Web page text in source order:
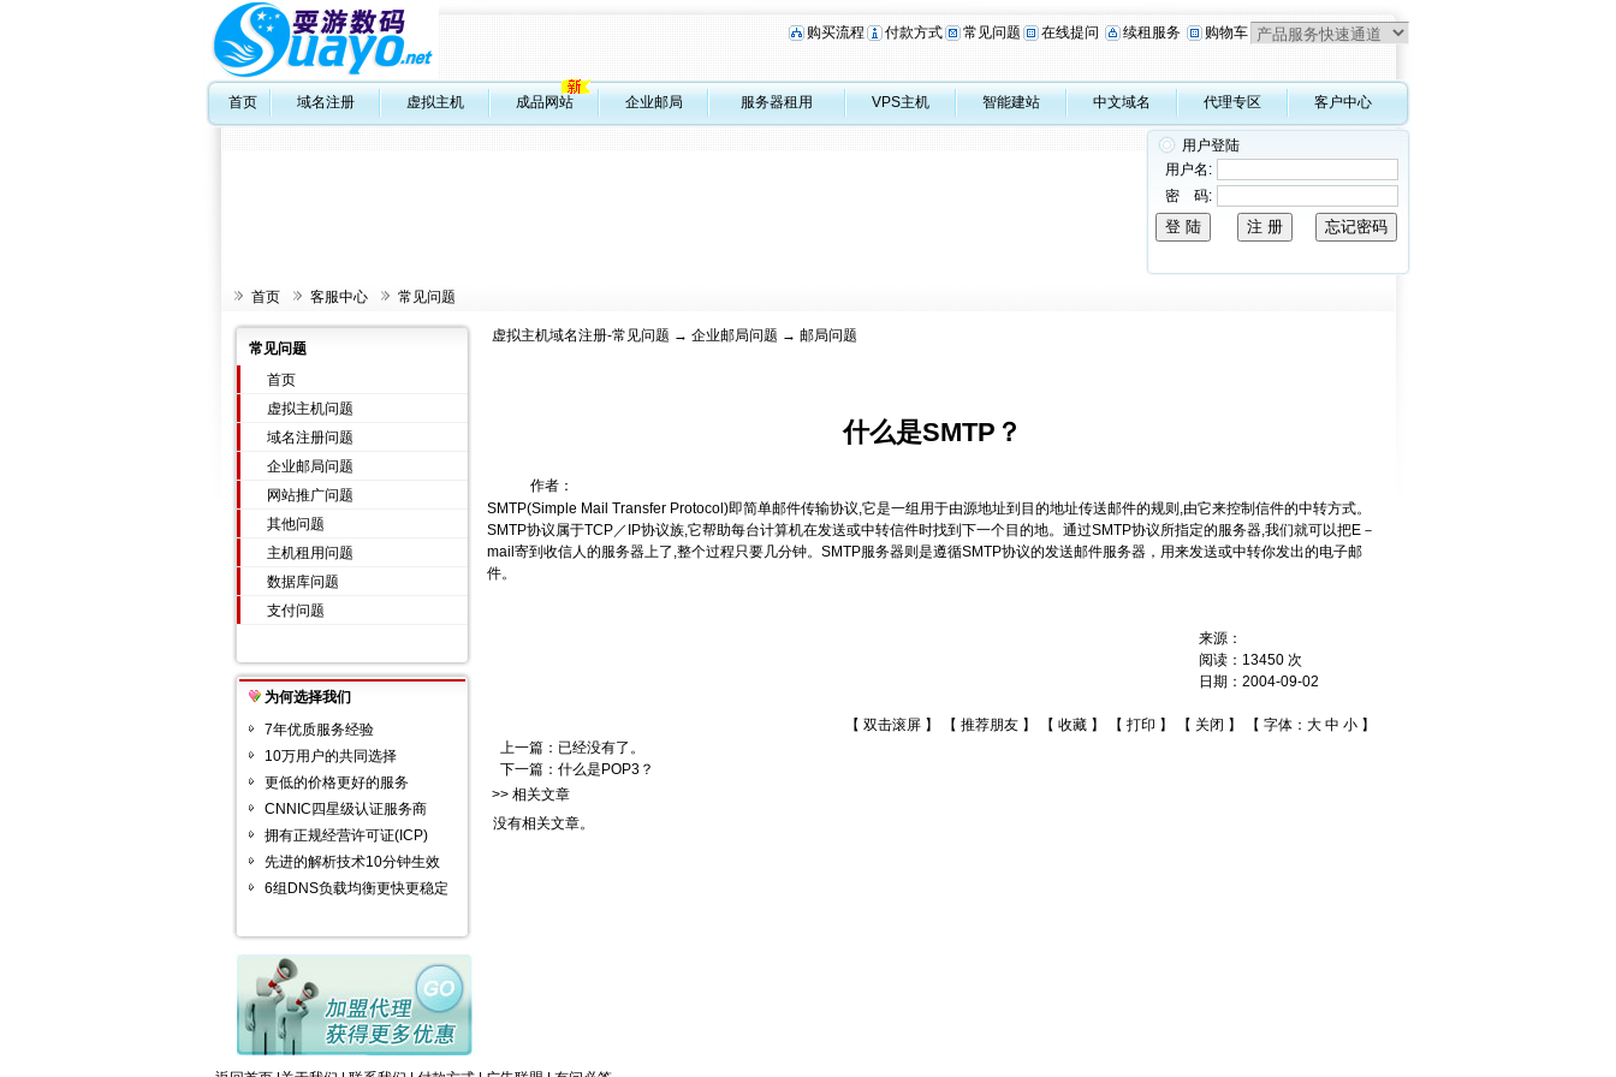
购买流程 付款方式 常见问题 在线提问 续租服务 购物车
首页 域名注册 虚拟主机 成品网站 企业邮局 服务器租用 VPS主机 智能建站 中文域名 代理专区 客户中心
用户登陆
用户名:
密 码:
首页 客服中心 常见问题
常见问题
首页
虚拟主机问题
域名注册问题
企业邮局问题
网站推广问题
其他问题
主机租用问题
数据库问题
支付问题
为何选择我们
7年优质服务经验
10万用户的共同选择
更低的价格更好的服务
CNNIC四星级认证服务商
拥有正规经营许可证(ICP)
先进的解析技术10分钟生效
6组DNS负载均衡更快更稳定
虚拟主机域名注册-常见问题 → 企业邮局问题 → 邮局问题
什么是SMTP？
作者：
SMTP(Simple Mail Transfer Protocol)即简单邮件传输协议,它是一组用于由源地址到目的地址传送邮件的规则,由它来控制信件的中转方式。
SMTP协议属于TCP／IP协议族,它帮助每台计算机在发送或中转信件时找到下一个目的地。通过SMTP协议所指定的服务器,我们就可以把E－
mail寄到收信人的服务器上了,整个过程只要几分钟。SMTP服务器则是遵循SMTP协议的发送邮件服务器，用来发送或中转你发出的电子邮
件。
来源：
阅读： 13450 次
日期： 2004-09-02
【 双击滚屏 】 【 推荐朋友 】 【 收藏 】 【 打印 】 【 关闭 】 【 字体： 大 中 小 】
上一篇：已经没有了。
下一篇： 什么是POP3？
>> 相关文章
没有相关文章。